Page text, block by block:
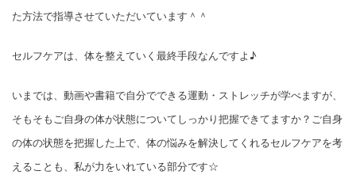
た方法で指導させていただいています＾＾
セルフケアは、体を整えていく最終手段なんですよ♪
いまでは、動画や書籍で自分でできる運動・ストレッチが学べますが、
そもそもご自身の体が状態についてしっかり把握できてますか？ ご自身
の体の状態を把握した上で、体の悩みを解決してくれるセルフケアを考
えることも、 私が力をいれている部分です☆